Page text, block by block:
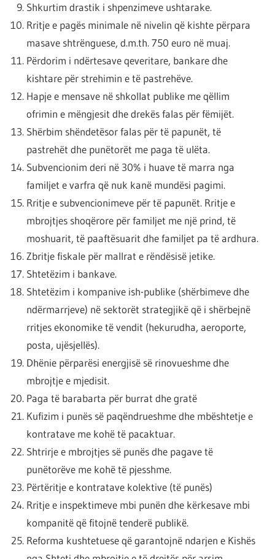
Shkurtim drastik i shpenzimeve ushtarake.
Rritje e pagës minimale në nivelin që kishte përpara
masave shtrënguese, d.m.th. 750 euro në muaj.
Përdorim i ndërtesave qeveritare, bankare dhe
kishtare për strehimin e të pastrehëve.
Hapje e mensave në shkollat publike me qëllim
ofrimin e mëngjesit dhe drekës falas për fëmijët.
Shërbim shëndetësor falas për të papunët, të
pastrehët dhe punëtorët me paga të ulëta.
Subvencionim deri në 30% i huave të marra nga
familjet e varfra që nuk kanë mundësi pagimi.
Rritje e subvencionimeve për të papunët. Rritje e
mbrojtjes shoqërore për familjet me një prind, të
moshuarit, të paaftësuarit dhe familjet pa të ardhura.
Zbritje fiskale për mallrat e rëndësisë jetike.
Shtetëzim i bankave.
Shtetëzim i kompanive ish-publike (shërbimeve dhe
ndërmarrjeve) në sektorët strategjikë që i shërbejnë
rritjes ekonomike të vendit (hekurudha, aeroporte,
posta, ujësjellës).
Dhënie përparësi energjisë së rinovueshme dhe
mbrojtje e mjedisit.
Paga të barabarta për burrat dhe gratë
Kufizim i punës së paqëndrueshme dhe mbështetje e
kontratave me kohë të pacaktuar.
Shtrirje e mbrojtjes së punës dhe pagave të
punëtorëve me kohë të pjesshme.
Përtëritje e kontratave kolektive (të punës)
Rritje e inspektimeve mbi punën dhe kërkesave mbi
kompanitë që fitojnë tenderë publikë.
Reforma kushtetuese që garantojnë ndarjen e Kishës